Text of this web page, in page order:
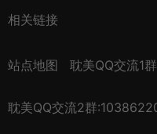
相关链接
站点地图 耽美QQ交流1
耽美QQ交流2群